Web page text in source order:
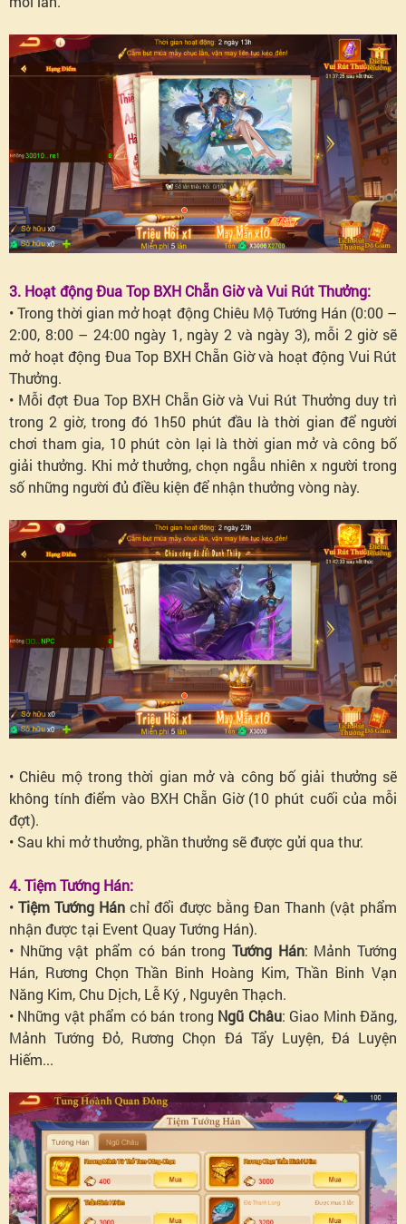
3. Hoạt động Đua Top BXH Chẵn Giờ và Vui Rút Thưởng:
• Trong thời gian mở hoạt động Chiêu Mộ Tướng Hán (0:00 –
2:00, 8:00 – 24:00 ngày 1, ngày 2 và ngày 3), mỗi 2 giờ sẽ
mở hoạt động Đua Top BXH Chẵn Giờ và hoạt động Vui Rút
Thưởng.
• Mỗi đợt Đua Top BXH Chẵn Giờ và Vui Rút Thưởng duy trì
trong 2 giờ, trong đó 1h50 phút đầu là thời gian để người
chơi tham gia, 10 phút còn lại là thời gian mở và công bố
giải thưởng. Khi mở thưởng, chọn ngẫu nhiên x người trong
số những người đủ điều kiện để nhận thưởng vòng này.
• Chiêu mộ trong thời gian mở và công bố giải thưởng sẽ
không tính điểm vào BXH Chẵn Giờ (10 phút cuối của mỗi
đợt).
• Sau khi mở thưởng, phần thưởng sẽ được gửi qua thư.
4. Tiệm Tướng Hán:
•Tiệm Tướng Hán chỉ đổi được bằng Đan Thanh (vật phẩm
nhận được tại Event Quay Tướng Hán).
• Những vật phẩm có bán trong Tướng Hán: Mảnh Tướng
Hán, Rương Chọn Thần Binh Hoàng Kim, Thần Binh Vạn
Năng Kim, Chu Dịch, Lễ Ký , Nguyên Thạch.
• Những vật phẩm có bán trong Ngũ Châu: Giao Minh Đăng,
Mảnh Tướng Đỏ, Rương Chọn Đá Tẩy Luyện, Đá Luyện
Hiếm...